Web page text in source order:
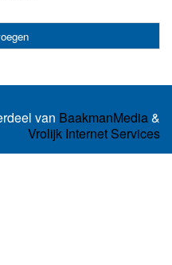
van BaakmanMedia&
Vrolijk Internet Services